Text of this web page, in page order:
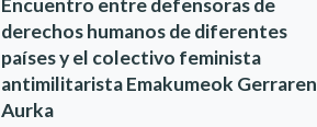
Encuentro entre defensoras de
derechos humanos de diferentes
países y el colectivo feminista
antimilitarista Emakumeok Gerraren
Aurka